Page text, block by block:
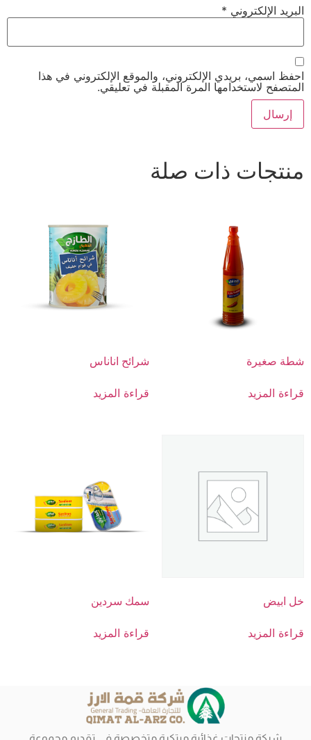
البريد الإلكتروني *
احفظ اسمي، بريدي الإلكتروني، والموقع الإلكتروني في هذا
المتصفح لاستخدامها المرة المقبلة في تعليقي.
منتجات ذات صلة
شطة صغيرة
قراءة المزيد
شرائح اناناس
قراءة المزيد
خل ابيض
قراءة المزيد
سمك سردين
قراءة المزيد